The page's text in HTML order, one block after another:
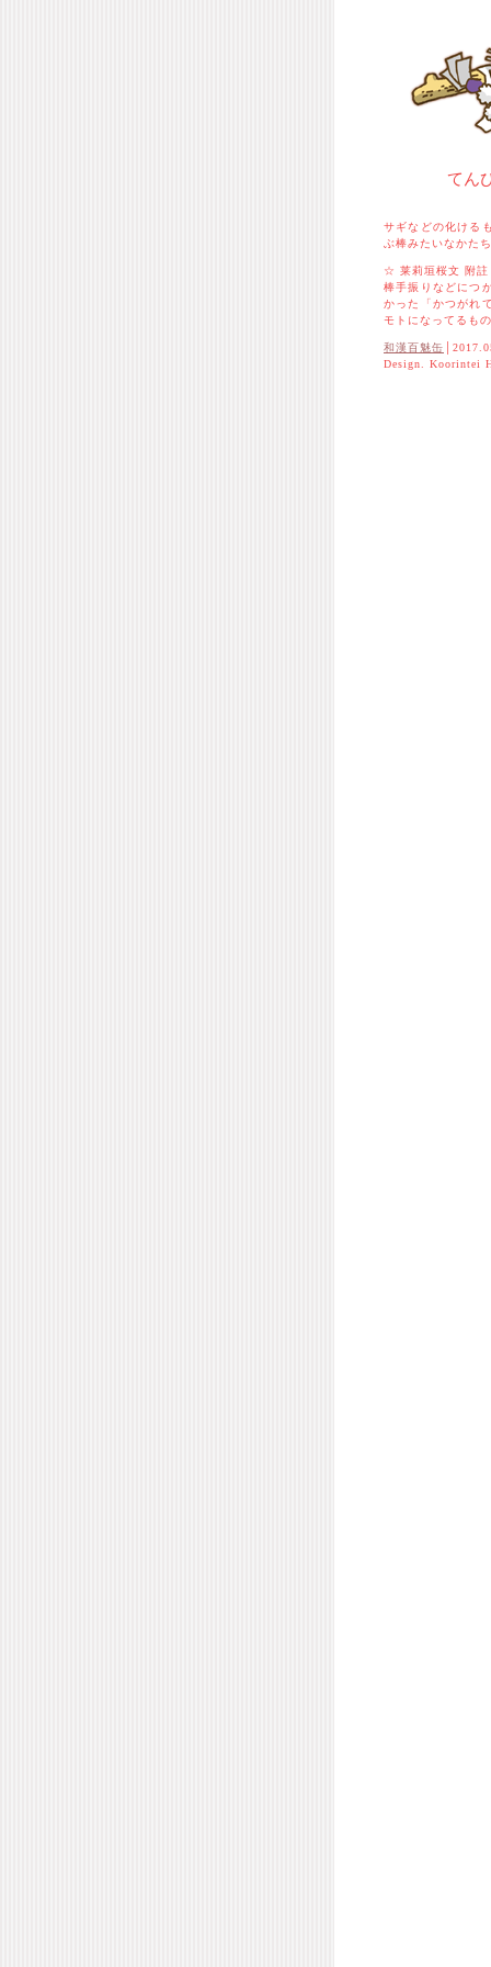
てん
サギなどの化ける
ぶ棒みたいなかた
☆ 莱莉垣桜文 附註
棒手振りなどにつ
かった「かつがれ
モトになってるも
和漢百魅缶
Design. Koorintei